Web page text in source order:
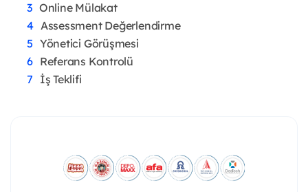
Online Mülakat
Assessment Değerlendirme
Yönetici Görüşmesi
Referans Kontrolü
İş Teklifi